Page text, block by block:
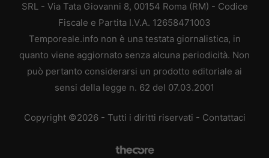
SRL - Via Tata Giovanni 8, 00154 Roma (RM) - Codice
Fiscale e Partita I.V.A. 12658471003
Temporeale.info non è una testata giornalistica, in
quanto viene aggiornato senza alcuna periodicità. Non
può pertanto considerarsi un prodotto editoriale ai
sensi della legge n. 62 del 07.03.2001
Copyright ©2026 - Tutti i diritti riservati - Contattaci